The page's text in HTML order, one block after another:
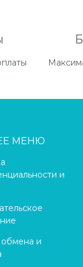
в форме ниже,
МЕНЮ
и
и